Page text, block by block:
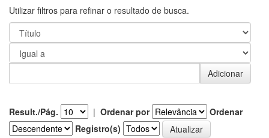
Utilizar filtros para refinar o resultado de busca.
Result./Pág. | Ordenar por
Ordenar
Registro(s)